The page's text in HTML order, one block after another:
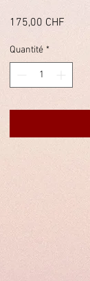
175,00 CHF
Quantité *